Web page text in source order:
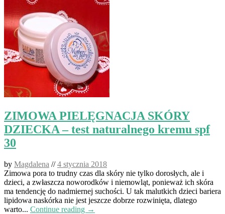
ZIMOWA PIELĘGNACJA SKÓRY
DZIECKA – test naturalnego kremu spf
30
by Magdalena //4 stycznia 2018
Zimowa pora to trudny czas dla skóry nie tylko dorosłych, ale i
dzieci, a zwłaszcza noworodków i niemowląt, ponieważ ich skóra
ma tendencję do nadmiernej suchości. U tak malutkich dzieci bariera
lipidowa naskórka nie jest jeszcze dobrze rozwinięta, dlatego
warto... Continue reading →